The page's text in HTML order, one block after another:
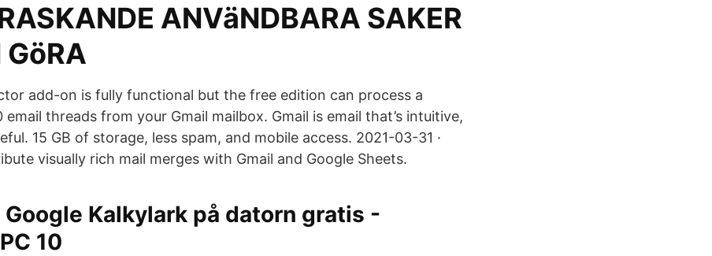
ANVäNDBARA SAKER
GöRA
add-on is fully functional but the free edition can process a
email threads from your Gmail mailbox. Gmail is email that’s intuitive,
15 GB of storage, less spam, and mobile access. 2021-03-31 ·
visually rich mail merges with Gmail and Google Sheets.
Google Kalkylark på datorn gratis -
10